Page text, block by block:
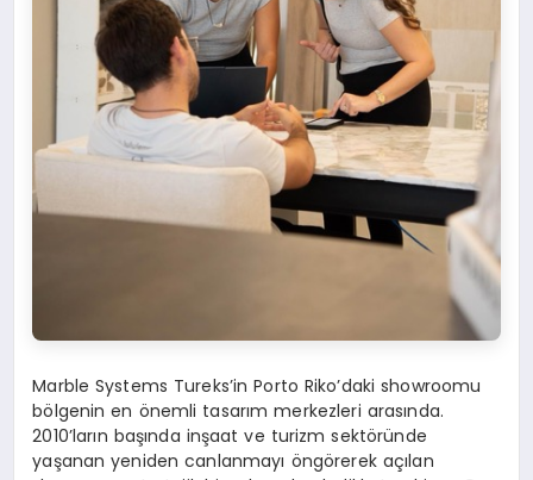
Marble Systems Tureks’in Porto Riko’daki showroomu
bölgenin en önemli tasarım merkezleri arasında.
2010’ların başında inşaat ve turizm sektöründe
yaşanan yeniden canlanmayı öngörerek açılan